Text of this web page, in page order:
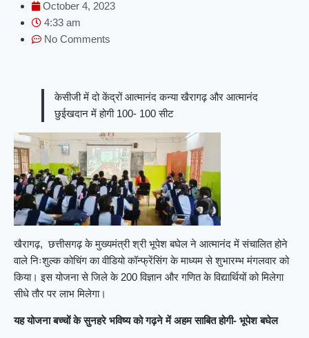
October 4, 2023
4:33 am
No Comments
केसीजी में दो केंद्रों आत्मानंद कन्या खैरागढ़ और आत्मानंद
छुईखदान में होगी 100- 100 सीट
खैरागढ़, छत्तीसगढ़ के मुख्यमंत्री श्री भूपेश बघेल ने आत्मानंद में संचालित होने
वाले निःशुल्क कोचिंग का वीडियो कॉन्फ्रेंसिंग के माध्यम से शुभारम्भ मंगलवार को
किया। इस योजना से जिले के 200 विज्ञान और गणित के विद्यार्थियों को मिलेगा
सीधे तौर पर लाभ मिलेगा।
यह योजना बच्चों के सुनहरे भविष्य को गढ़ने में अहम साबित होगी- भूपेश बघेल